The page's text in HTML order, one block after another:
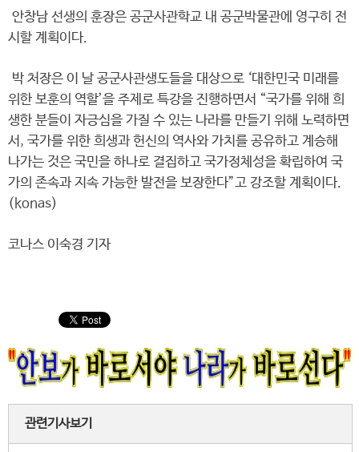
안창남 선생의 훈장은 공군사관학교 내 공군박물관에 영구히 전
시할 계획이다.
박 처장은 이 날 공군사관생도들을 대상으로 ‘대한민국 미래를
위한 보훈의 역할’을 주제로 특강을 진행하면서 “국가를 위해 희
생한 분들이 자긍심을 가질 수 있는 나라를 만들기 위해 노력하면
서, 국가를 위한 희생과 헌신의 역사와 가치를 공유하고 계승해
나가는 것은 국민을 하나로 결집하고 국가정체성을 확립하여 국
가의 존속과 지속 가능한 발전을 보장한다”고 강조할 계획이다.
(konas)
코나스 이숙경 기자
관련기사보기